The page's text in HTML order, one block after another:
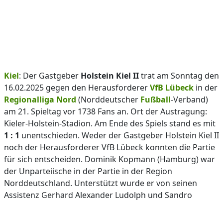
Kiel: Der Gastgeber Holstein Kiel IItrat am Sonntag den
16.02.2025 gegen den HerausfordererVfB Lübeck in der
Regionalliga Nord (Norddeutscher Fußball-Verband)
am 21. Spieltag vor 1738 Fans an. Ort der Austragung:
Kieler-Holstein-Stadion. Am Ende des Spiels stand es mit
1 : 1 unentschieden. Weder der Gastgeber Holstein Kiel II
noch der Herausforderer VfB Lübeck konnten die Partie
für sich entscheiden. Dominik Kopmann (Hamburg) war
der Unparteiische in der Partie in der Region
Norddeutschland. Unterstützt wurde er von seinen
Assistenz Gerhard Alexander Ludolph und Sandro